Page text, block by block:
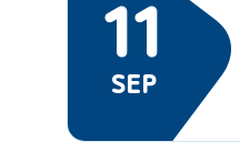
11
SEP